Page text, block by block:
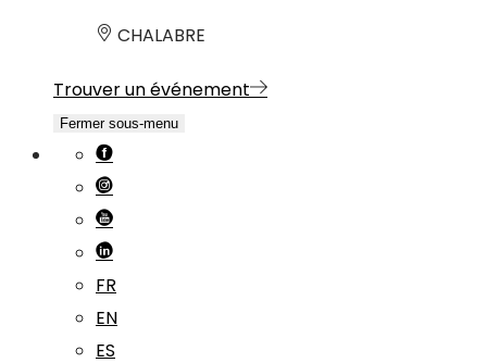
CHALABRE
Trouver un événement
Fermer sous-menu
FR
EN
ES